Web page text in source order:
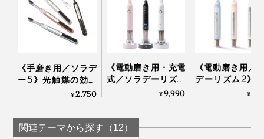
《手磨き用／ソラデ
ー5》光触媒の効果
で、歯磨き粉なしで
¥2,750
《電動磨き用・充電
式／ソラデーリズム
3》光触媒の効果
動歯ブラシ」｜
¥9,990
《電動磨き用／
デーリズム2》
媒の効果で、歯
SOLADEY
¥
関連テーマから探す（12）